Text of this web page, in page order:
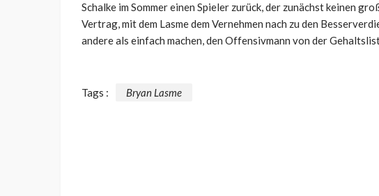
Schalke im Sommer einen Spieler zurück, der zunächst keinen
Vertrag, mit dem Lasme dem Vernehmen nach zu den
andere als einfach machen, den Offensivmann von der
Tags : Bryan Lasme